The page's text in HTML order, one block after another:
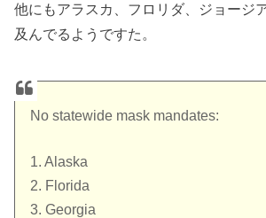
他にもアラスカ、フロリダ、ジョージ
及んでるようですた。
No statewide mask mandates:
1. Alaska
2. Florida
3. Georgia